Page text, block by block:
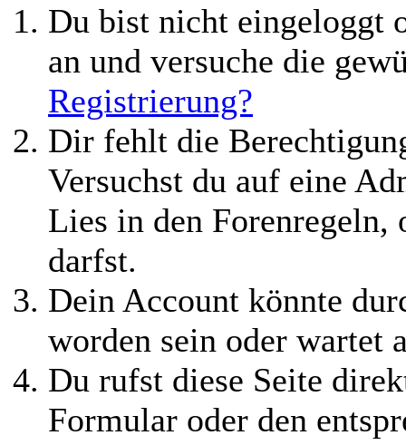
Du bist nicht eingeloggt
an und versuche die
Registrierung?
Dir fehlt die
Versuchst du auf eine
Lies in den Forenregeln,
darfst.
Dein Account könnte
worden sein oder wartet
Du rufst diese Seite
Formular oder den